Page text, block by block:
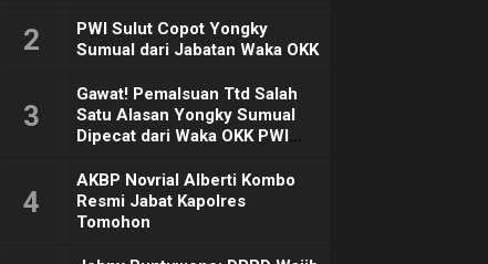
2
PWI Sulut Copot Yongky
Sumual dari Jabatan Waka OKK
3
Gawat! Pemalsuan Ttd Salah
Satu Alasan Yongky Sumual
Dipecat dari Waka OKK PWI
4
AKBP Novrial Alberti Kombo
Resmi Jabat Kapolres
Tomohon